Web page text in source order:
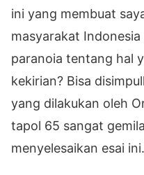
ini yang membuat
masyarakat
paranoia tentang hal
kekirian? Bisa
yang dilakukan oleh
tapol 65 sangat
menyelesaikan esai ini.